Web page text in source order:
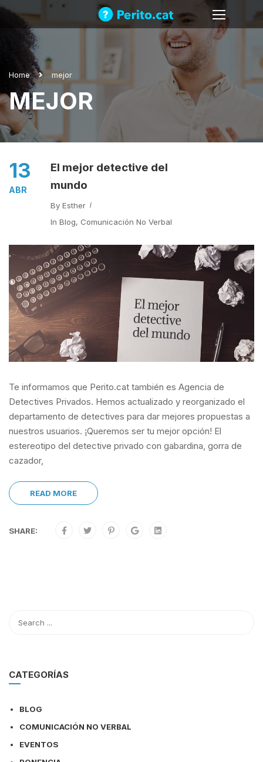
Home mejor
MEJOR
13
ABR
El mejor detective del
mundo
By Esther
In Blog, Comunicación No Verbal
Te informamos que Perito.cat también es Agencia de
Detectives Privados. Hemos actualizado y reorganizado el
departamento de detectives para dar mejores propuestas a
nuestros usuarios. ¡Queremos ser tu mejor opción! El
estereotipo del detective privado con gabardina, gorra de
cazador,
READ MORE
SHARE:
CATEGORÍAS
BLOG
COMUNICACIÓN NO VERBAL
EVENTOS